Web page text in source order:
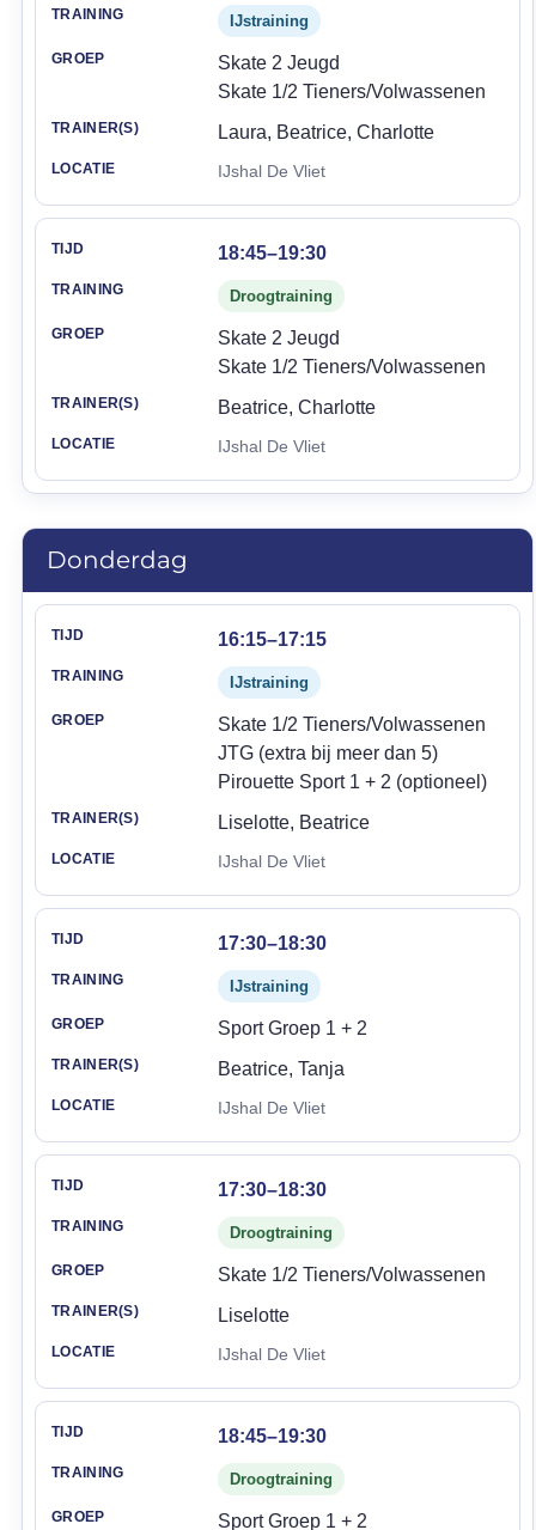
IJstraining
Skate 2 Jeugd
Skate 1/2 Tieners/Volwassenen
Laura, Beatrice, Charlotte
IJshal De Vliet
18:45–19:30
Droogtraining
Skate 2 Jeugd
Skate 1/2 Tieners/Volwassenen
Beatrice, Charlotte
IJshal De Vliet
Donderdag
Tijd Groep Trainer(s)
16:15–17:15
IJstraining
Skate 1/2 Tieners/Volwassenen
JTG (extra bij meer dan 5)
Pirouette Sport 1 + 2 (optioneel)
Liselotte, Beatrice
IJshal De Vliet
17:30–18:30
IJstraining
Sport Groep 1 + 2
Beatrice, Tanja
IJshal De Vliet
17:30–18:30
Droogtraining
Skate 1/2 Tieners/Volwassenen
Liselotte
IJshal De Vliet
18:45–19:30
Droogtraining
Sport Groep 1 + 2